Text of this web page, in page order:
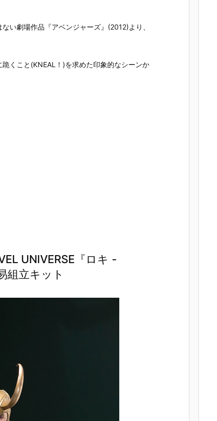
い劇場作品『アベンジャーズ』(2012)より、
くこと(KNEAL！)を求めた印象的なシーンか
UNIVERSE『ロキ -
組立キット
定♪